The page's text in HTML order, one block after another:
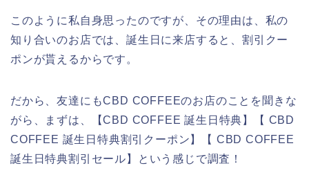
このように私自身思ったのですが、その理由は、私の
知り合いのお店では、誕生日に来店すると、割引クー
ポンが貰えるからです。
だから、友達にもCBD COFFEEのお店のことを聞きな
がら、まずは、【CBD COFFEE 誕生日特典】【 CBD
COFFEE 誕生日特典割引クーポン】【 CBD COFFEE
誕生日特典割引セール】という感じで調査！